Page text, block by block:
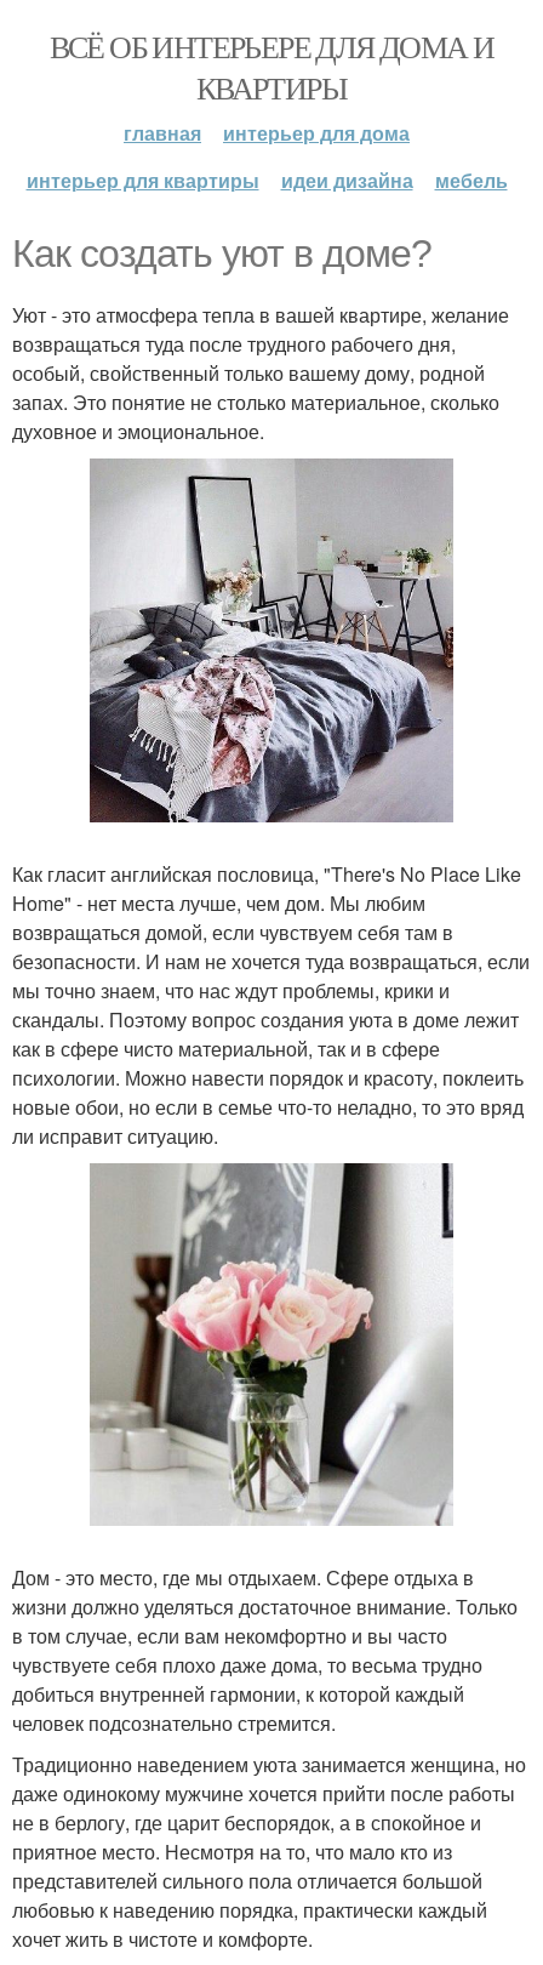
ВСЁ ОБ ИНТЕРЬЕРЕ ДЛЯ ДОМА И
КВАРТИРЫ
главная
интерьер для дома
интерьер для квартиры
идеи дизайна мебель
Как создать уют в доме?
Уют - это атмосфера тепла в вашей квартире, желание
возвращаться туда после трудного рабочего дня,
особый, свойственный только вашему дому, родной
запах. Это понятие не столько материальное, сколько
духовное и эмоциональное.
Как гласит английская пословица, "There's No Place Like
Home" - нет места лучше, чем дом. Мы любим
возвращаться домой, если чувствуем себя там в
безопасности. И нам не хочется туда возвращаться, если
мы точно знаем, что нас ждут проблемы, крики и
скандалы. Поэтому вопрос создания уюта в доме лежит
как в сфере чисто материальной, так и в сфере
психологии. Можно навести порядок и красоту, поклеить
новые обои, но если в семье что-то неладно, то это вряд
ли исправит ситуацию.
Дом - это место, где мы отдыхаем. Сфере отдыха в
жизни должно уделяться достаточное внимание. Только
в том случае, если вам некомфортно и вы часто
чувствуете себя плохо даже дома, то весьма трудно
добиться внутренней гармонии, к которой каждый
человек подсознательно стремится.
Традиционно наведением уюта занимается женщина, но
даже одинокому мужчине хочется прийти после работы
не в берлогу, где царит беспорядок, а в спокойное и
приятное место. Несмотря на то, что мало кто из
представителей сильного пола отличается большой
любовью к наведению порядка, практически каждый
хочет жить в чистоте и комфорте.